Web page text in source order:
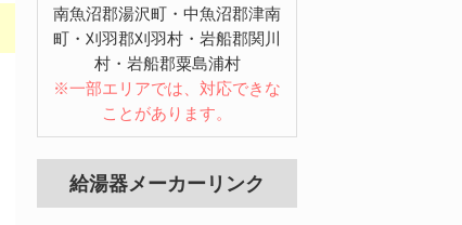
南魚沼郡湯沢町・中魚沼郡津南
町・刈羽郡刈羽村・岩船郡関川
村・岩船郡粟島浦村
※一部エリアでは、対応できな
ことがあります。
給湯器メーカーリンク